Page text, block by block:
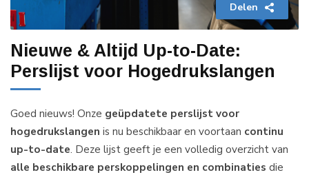
Delen
Nieuwe & Altijd Up-to-Date:
Perslijst voor Hogedrukslangen
Goed nieuws! Onze geüpdatete perslijst voor
hogedrukslangen is nu beschikbaar en voortaan continu
up-to-date. Deze lijst geeft je een volledig overzicht van
alle beschikbare perskoppelingen en combinaties die